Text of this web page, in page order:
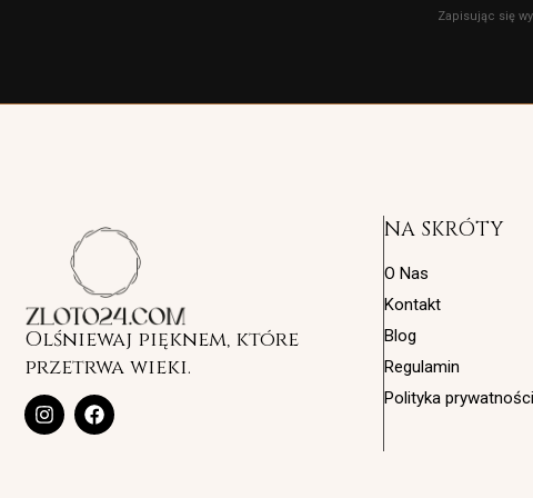
Zapisując się
Olśniewaj pięknem, które
przetrwa wieki.
I
n
F
a
NA SKRÓTY
O Nas
Kontakt
Blog
Regulamin
Polityka prywatności